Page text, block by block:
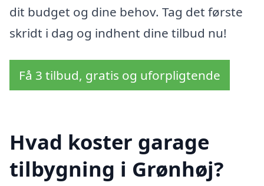
dit budget og dine behov. Tag det første
skridt i dag og indhent dine tilbud nu!
Få 3 tilbud, gratis og uforpligtende
Hvad koster garage
tilbygning i Grønhøj?